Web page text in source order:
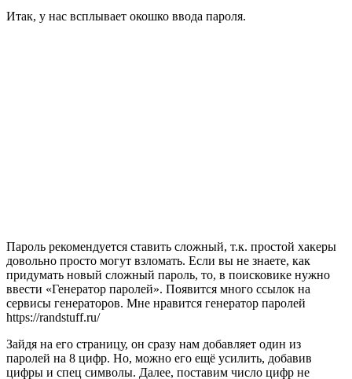
Итак, у нас всплывает окошко ввода пароля.
Пароль рекомендуется ставить сложный, т.к. простой хакеры
довольно просто могут взломать. Если вы не знаете, как
придумать новый сложный пароль, то, в поисковике нужно
ввести «Генератор паролей». Появится много ссылок на
сервисы генераторов. Мне нравится генератор паролей
https://randstuff.ru/
Зайдя на его страницу, он сразу нам добавляет один из
паролей на 8 цифр. Но, можно его ещё усилить, добавив
цифры и спец символы. Далее, поставим число цифр не